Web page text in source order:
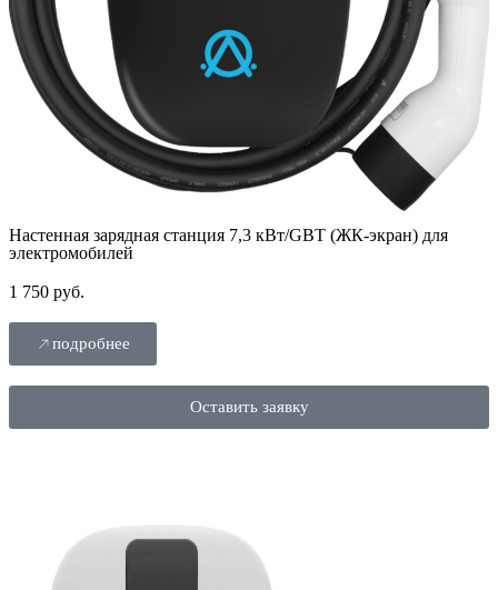
Настенная зарядная станция 7,3 кВт/GBT (ЖК-экран) для
электромобилей
1 750 руб.
подробнее
Оставить заявку